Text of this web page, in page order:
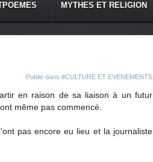
MYTHES ET RELIGION
Publié dans #CULTURE ET EVENEMENTS
en raison de sa liaison à un futur
même pas commencé.
pas encore eu lieu et la journaliste